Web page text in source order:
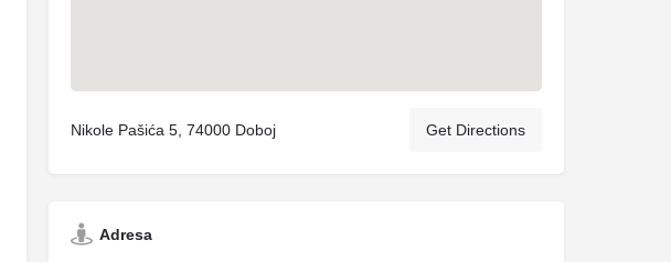
Nikole Pašića 5, 74000 Doboj Get Directions
Adresa